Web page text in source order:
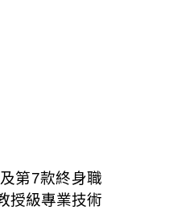
第7款終身職
授級專業技術